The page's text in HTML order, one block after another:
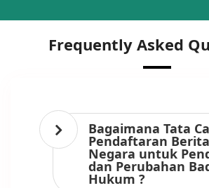
Frequently Asked
Bagaimana Tata
Pendaftaran Berita
Negara untuk
dan Perubahan
Hukum ?